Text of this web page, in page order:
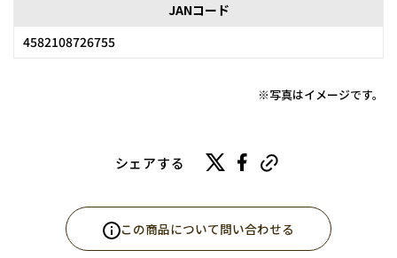
JANコード
4582108726755
※写真はイメージです。
シェアする
この商品について問い合わせる